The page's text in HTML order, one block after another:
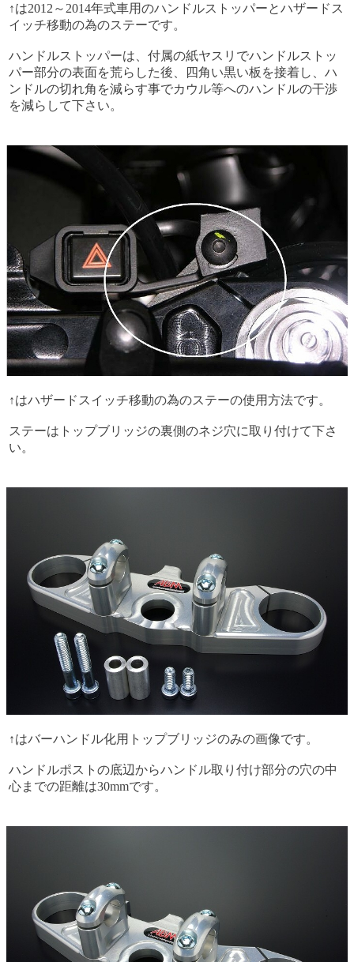
↑は2012～2014年式車用のハンドルストッパーとハザードス
イッチ移動の為のステーです。
ハンドルストッパーは、付属の紙ヤスリでハンドルストッ
パー部分の表面を荒らした後、四角い黒い板を接着し、ハ
ンドルの切れ角を減らす事でカウル等へのハンドルの干渉
を減らして下さい。
↑はハザードスイッチ移動の為のステーの使用方法です。
ステーはトップブリッジの裏側のネジ穴に取り付けて下さ
い。
↑はバーハンドル化用トップブリッジのみの画像です。
ハンドルポストの底辺からハンドル取り付け部分の穴の中
心までの距離は30mmです。